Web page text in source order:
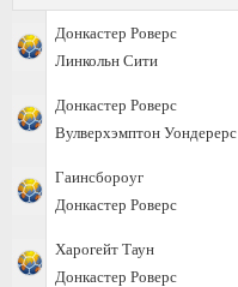
Донкастер Роверс
Линкольн Сити
Донкастер Роверс
Вулверхэмптон Уондерерс
Гаинсбороуг
Донкастер Роверс
Харогейт Таун
Донкастер Роверс